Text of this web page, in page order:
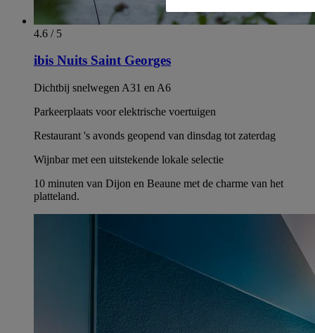
4.6 / 5
ibis Nuits Saint Georges
Dichtbij snelwegen A31 en A6
Parkeerplaats voor elektrische voertuigen
Restaurant 's avonds geopend van dinsdag tot zaterdag
Wijnbar met een uitstekende lokale selectie
10 minuten van Dijon en Beaune met de charme van het
platteland.